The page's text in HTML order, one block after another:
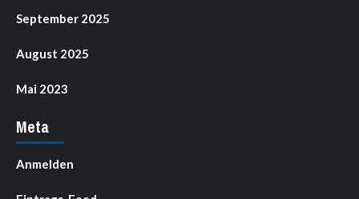
September 2025
August 2025
Mai 2023
Meta
Anmelden